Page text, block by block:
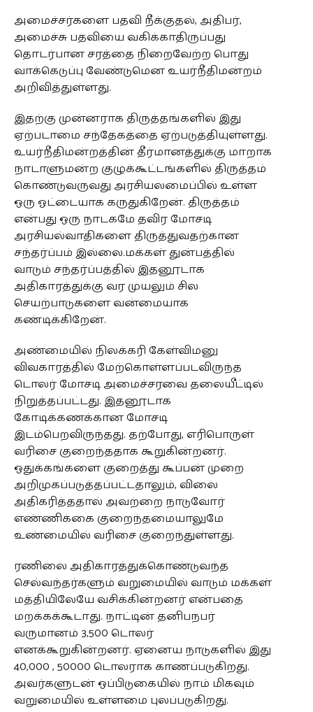
அமைச்சர்களை பதவி நீக்குதல், அதிபர்,
அமைச்சு பதவியை வகிக்காதிருப்பது
தொடர்பான சரத்தை நிறைவேற்ற பொது
வாக்கெடுப்பு வேண்டுமென உயர்நீதிமன்றம்
அறிவித்துள்ளது.
இதற்கு முன்னராக திருத்தங்களில் இது
ஏற்படாமை சந்தேகத்தை ஏற்படுத்தியுள்ளது.
உயர்நீதிமன்றத்தின் தீர்மானத்துக்கு மாறாக
நாடாளுமன்ற குழுக்கூட்டங்களில் திருத்தம்
கொண்டுவருவது அரசியலமைப்பில் உள்ள
ஒரு ஓட்டையாக கருதுகிறேன். திருத்தம்
என்பது ஒரு நாடகமே தவிர மோசடி
அரசியல்வாதிகளை திருத்துவதற்கான
சந்தர்ப்பம் இல்லை.மக்கள் துன்பத்தில்
வாடும் சந்தர்ப்பத்தில் இதனூடாக
அதிகாரத்துக்கு வர முயலும் சில
செயற்பாடுகளை வன்மையாக
கண்டிக்கிறேன்.
அண்மையில் நிலக்கரி கேள்விமனு
விவகாரத்தில் மேற்கொள்ளப்படவிருந்த
டொலர் மோசடி அமைச்சரவை தலையீட்டில்
நிறுத்தப்பட்டது. இதனூடாக
கோடிக்கணக்கான மோசடி
இடம்பெறவிருந்தது. தற்போது, எரிபொருள்
வரிசை குறைந்ததாக கூறுகின்றனர்.
ஒதுக்கங்களை குறைத்து கூப்பன் முறை
அறிமுகப்படுத்தப்பட்டதாலும், விலை
அதிகரித்ததால் அவற்றை நாடுவோர்
எண்ணிக்கை குறைந்தமையாலுமே
உண்மையில் வரிசை குறைந்துள்ளது.
ரணிலை அதிகாரத்துக்கொண்டுவந்த
செல்வந்தர்களும் வறுமையில் வாடும் மக்கள்
மத்தியிலேயே வசிக்கின்றனர் என்பதை
மறக்கக்கூடாது. நாட்டின் தனிபநபர்
வருமானம் 3,500 டொலர்
எனக்கூறுகின்றனர். ஏனைய நாடுகளில் இது
40,000 , 50000 டொலராக காணப்படுகிறது.
அவர்களுடன் ஒப்பிடுகையில் நாம் மிகவும்
வறுமையில் உள்ளமை புலப்படுகிறது.